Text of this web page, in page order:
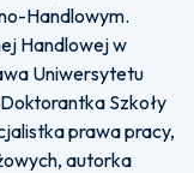
Handlowym.
Handlowej w
Uniwersytetu
Szkoły
prawa pracy,
autorka